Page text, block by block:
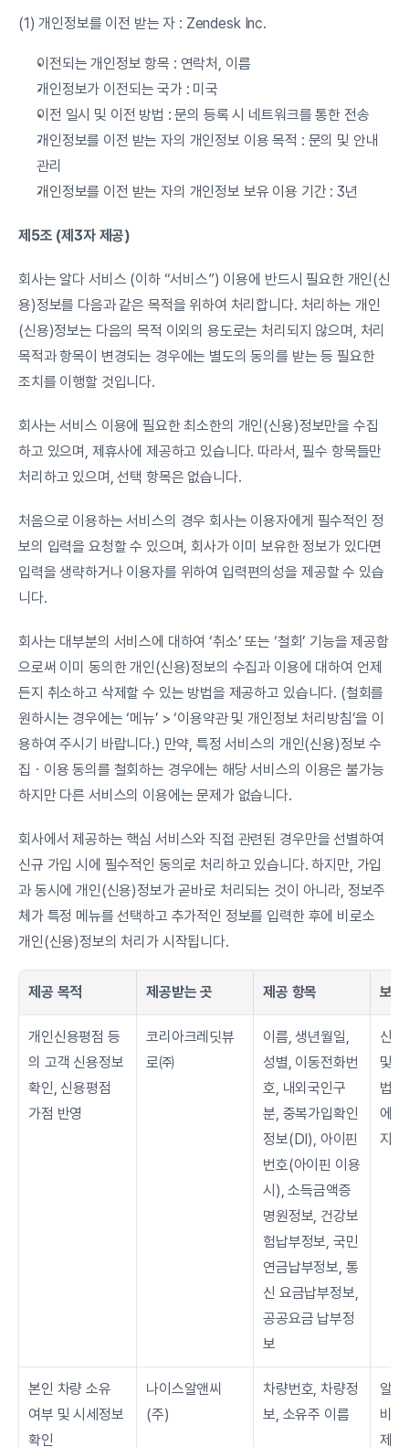
(1) 개인정보를 이전 받는 자 : Zendesk Inc.
이전되는 개인정보 항목 : 연락처, 이름
개인정보가 이전되는 국가 : 미국
이전 일시 및 이전 방법 : 문의 등록 시 네트워크를 통한 전송
개인정보를 이전 받는 자의 개인정보 이용 목적 : 문의 및 안내
관리
개인정보를 이전 받는 자의 개인정보 보유 이용 기간 : 3년
제5조 (제3자 제공)
회사는 알다 서비스 (이하 “서비스”) 이용에 반드시 필요한 개인(신
용)정보를 다음과 같은 목적을 위하여 처리합니다. 처리하는 개인
(신용)정보는 다음의 목적 이외의 용도로는 처리되지 않으며, 처리
목적과 항목이 변경되는 경우에는 별도의 동의를 받는 등 필요한
조치를 이행할 것입니다.
회사는 서비스 이용에 필요한 최소한의 개인(신용)정보만을 수집
하고 있으며, 제휴사에 제공하고 있습니다. 따라서, 필수 항목들만
처리하고 있으며, 선택 항목은 없습니다.
처음으로 이용하는 서비스의 경우 회사는 이용자에게 필수적인 정
보의 입력을 요청할 수 있으며, 회사가 이미 보유한 정보가 있다면
입력을 생략하거나 이용자를 위하여 입력편의성을 제공할 수 있습
니다.
회사는 대부분의 서비스에 대하여 ‘취소’ 또는 ‘철회’ 기능을 제공함
으로써 이미 동의한 개인(신용)정보의 수집과 이용에 대하여 언제
든지 취소하고 삭제할 수 있는 방법을 제공하고 있습니다. (철회를
원하시는 경우에는 ‘메뉴’ > ‘이용약관 및 개인정보 처리방침’을 이
용하여 주시기 바랍니다.) 만약, 특정 서비스의 개인(신용)정보 수
집ㆍ이용 동의를 철회하는 경우에는 해당 서비스의 이용은 불가능
하지만 다른 서비스의 이용에는 문제가 없습니다.
회사에서 제공하는 핵심 서비스와 직접 관련된 경우만을 선별하여
신규 가입 시에 필수적인 동의로 처리하고 있습니다. 하지만, 가입
과 동시에 개인(신용)정보가 곧바로 처리되는 것이 아니라, 정보주
체가 특정 메뉴를 선택하고 추가적인 정보를 입력한 후에 비로소
개인(신용)정보의 처리가 시작됩니다.
제공 목적 제공받는 곳 제공 항목 보유
개인신용평점 등
의 고객 신용정보
확인, 신용평점
가점 반영
코리아크레딧뷰
로㈜
이름, 생년월일,
성별, 이동전화번
호, 내외국인구
분, 중복가입확인
정보(DI), 아이핀
번호(아이핀 이용
시), 소득금액증
명원정보, 건강보
험납부정보, 국민
연금납부정보, 통
신 요금납부정보,
공공요금 납부정
보
신용
및
법률
에
지
본인 차량 소유
여부 및 시세정보
확인
나이스알앤씨
(주)
차량번호, 차량정
보, 소유주 이름
알다
비스
제공